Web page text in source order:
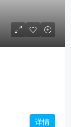
详情